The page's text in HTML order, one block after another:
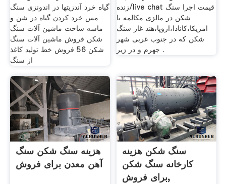
گیاه خرد آندزيتها در اندونزی سنگ
مس خرد کردن گیاه در شن و
ماسه ساخت ماشین آلات سنگ
شکن فروش ماشین آلات سنگ
شکن 56 فروش خط تولید کاغذ
از سنگ
زنده/live chat قیمت اجرا سنگ
شکن در مالزی مکالمه با
امریکا،کانادا،اروپا،هند غار سنگ
شکن که در جنوب غربی شهر
جهرم و در زیر .
هزینه سنگ شکن سنگ
آهن معدن برای فروش
سنگ شکن هزینه
کارخانه سنگ شکن
برای فروش,